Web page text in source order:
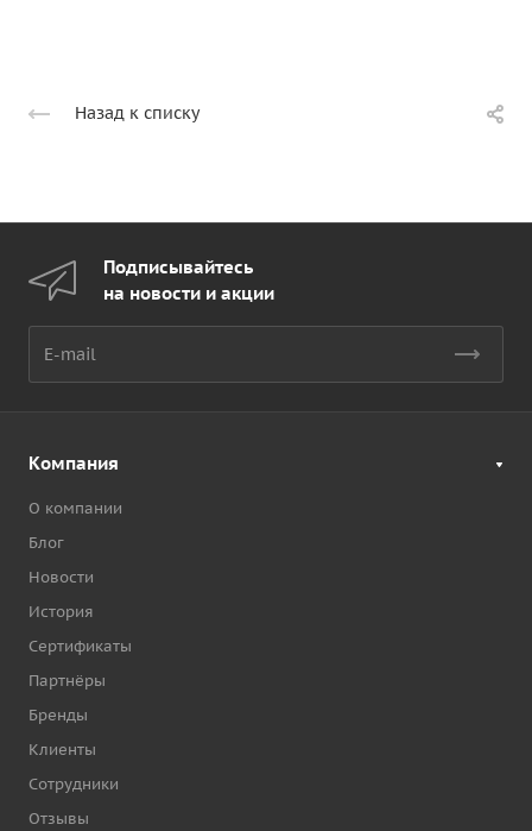
Назад к списку
Подписывайтесь
на новости и акции
Компания
О компании
Блог
Новости
История
Сертификаты
Партнёры
Бренды
Клиенты
Сотрудники
Отзывы